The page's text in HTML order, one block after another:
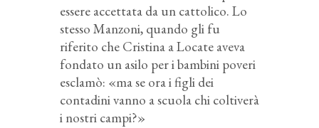
essere accettata da un cattolico. Lo
stesso Manzoni, quando gli fu
riferito che Cristina a Locate aveva
fondato un asilo per i bambini poveri
esclamò: «ma se ora i figli dei
contadini vanno a scuola chi coltiverà
i nostri campi?»